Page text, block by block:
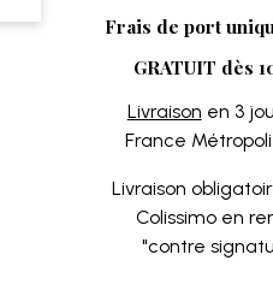
Frais de port
GRATUIT dès
Livraison en 3
France
Livraison
Colissimo en
"contre